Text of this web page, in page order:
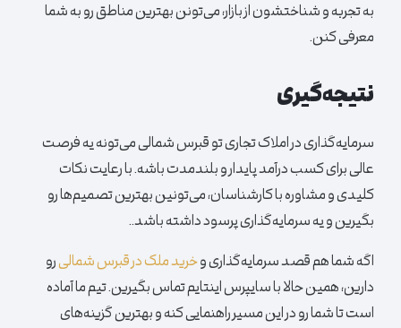
به تجربه و شناختشون از بازار، می‌تونن بهترین مناطق رو به شما
معرفی کنن.
نتیجه‌گیری
سرمایه‌گذاری در املاک تجاری تو قبرس شمالی می‌تونه یه فرصت
عالی برای کسب درآمد پایدار و بلندمدت باشه. با رعایت نکات
کلیدی و مشاوره با کارشناسان، می‌تونین بهترین تصمیم‌ها رو
بگیرین و یه سرمایه‌گذاری پرسود داشته باشد..
اگه شما هم قصد سرمایه‌گذاری وخرید ملک در قبرس شمالیرو
دارین، همین حالا با سایپرس اینتایم تماس بگیرین. تیم ما آماده
است تا شما رو در این مسیر راهنمایی کنه و بهترین گزینه‌های